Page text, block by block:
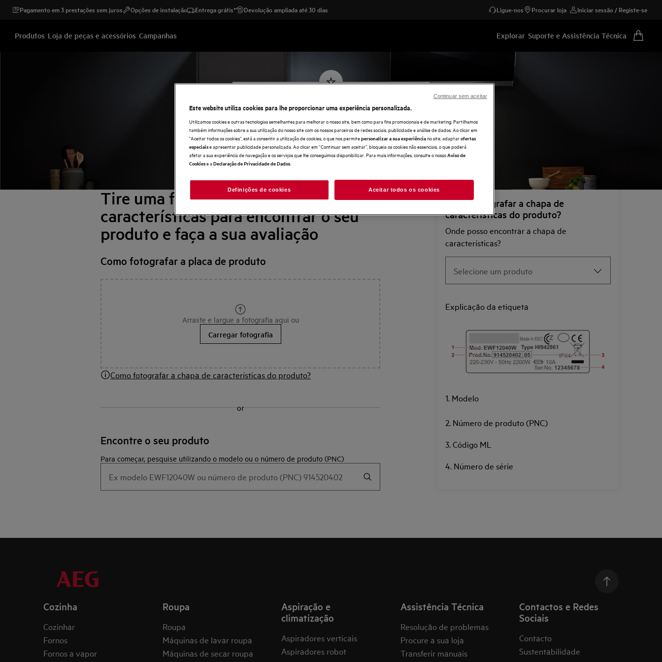
Pagamento em 3 prestações sem juros Opções de instalação Entrega grátis* Devolução ampliada até 30 dias Ligue-nos Procurar loja Iniciar sessão / Registe-se
Produtos Loja de peças e acessórios Campanhas Explorar Suporte e Assistência Técnica
Deixe uma opinião sobre o seu
produto
Pesquise o produto no campo abaixo e comece a
escrever!
Tire uma foto à chapa de
características para encontrar o seu
produto e faça a sua avaliação
Como fotografar a placa de produto
Arraste e largue a fotografia aqui ou
Carregar fotografia
Como fotografar a chapa de características do produto?
or
Encontre o seu produto
Para começar, pesquise utilizando o modelo ou o número de produto (PNC)
Como fotografar a chapa de
características do produto?
Onde posso encontrar a chapa de
características?
Explicação da etiqueta
1. Modelo
2. Número de produto (PNC)
3. Código ML
4. Número de série
Cozinha
Cozinhar
Fornos
Fornos a vapor
Roupa
Roupa
Máquinas de lavar roupa
Máquinas de secar roupa
Aspiração e
climatização
Aspiradores verticais
Aspiradores robot
Assistência Técnica
Resolução de problemas
Procure a sua loja
Transferir manuais
Contactos e Redes
Sociais
Contacto
Sustentabilidade
Este website utiliza cookies para lhe proporcionar uma experiência personalizada.
Utilizamos cookies e outras tecnologias semelhantes para melhorar o nosso site, bem como para fins promocionais e de marketing. Partilhamos
também informações sobre a sua utilização do nosso site com os nossos parceiros de redes sociais, publicidade e análise de dados. Ao clicar em
"Aceitar todos os cookies”, está a consentir a utilização de cookies, o que nos permitepersonalizar a sua experiênciano site, adaptarofertas
especiaise apresentar publicidade personalizada. Ao clicar em “Continuar sem aceitar”, bloqueia os cookies não essenciais, o que poderá
afetar a sua experiência de navegação e os serviços que lhe conseguimos disponibilizar. Para mais informações, consulte o nossoAviso de
Cookiese aDeclaração de Privacidade de Dados
Definições de cookies Aceitar todos os cookies
Continuar sem aceitar